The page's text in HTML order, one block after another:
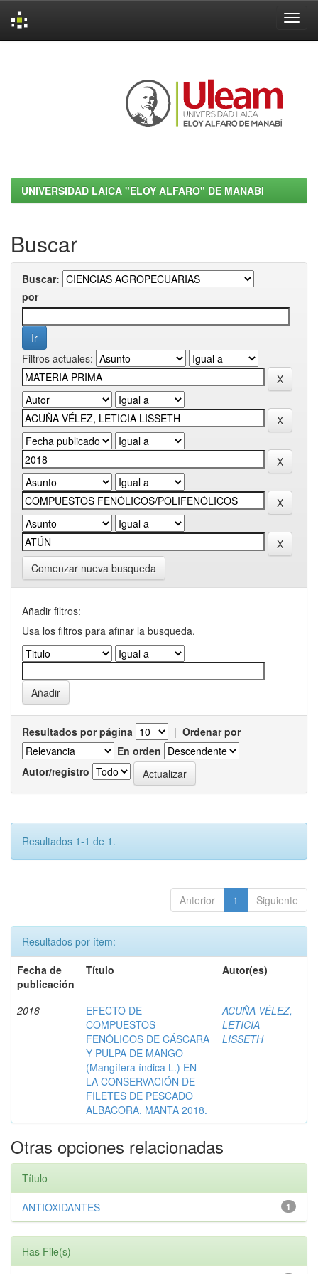
UNIVERSIDAD LAICA "ELOY ALFARO" DE MANABI
Buscar
Buscar:
por
Filtros actuales:
Comenzar nueva busqueda
Añadir filtros:
Usa los filtros para afinar la busqueda.
Resultados por página | Ordenar por
En orden
Autor/registro
Resultados 1-1 de 1.
Anterior 1 Siguiente
Resultados por ítem:
Fecha de
publicación
Título Autor(es)
2018
EFECTO DE
COMPUESTOS
FENÓLICOS DE CÁSCARA
Y PULPA DE MANGO
(Mangífera índica L.) EN
LA CONSERVACIÓN DE
FILETES DE PESCADO
ALBACORA, MANTA 2018.
ACUÑA VÉLEZ,
LETICIA
LISSETH
Otras opciones relacionadas
Título
1
ANTIOXIDANTES
Has File(s)